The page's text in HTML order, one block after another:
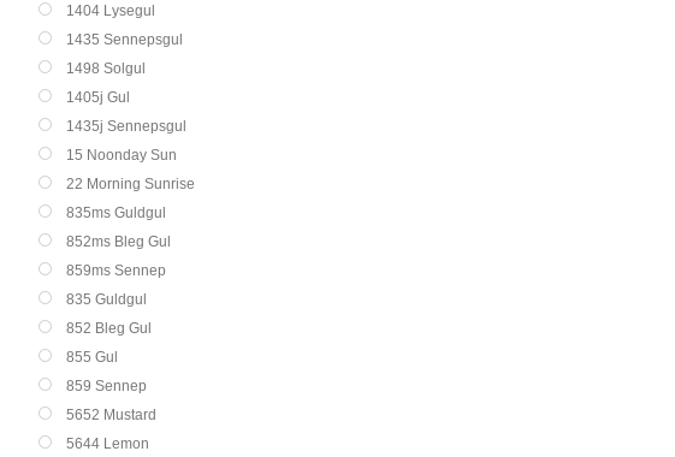
1404 Lysegul
1435 Sennepsgul
1498 Solgul
1405j Gul
1435j Sennepsgul
15 Noonday Sun
22 Morning Sunrise
835ms Guldgul
852ms Bleg Gul
859ms Sennep
835 Guldgul
852 Bleg Gul
855 Gul
859 Sennep
5652 Mustard
5644 Lemon